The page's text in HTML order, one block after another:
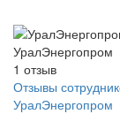
УралЭнергопром
1 отзыв
Отзывы
УралЭнергопром